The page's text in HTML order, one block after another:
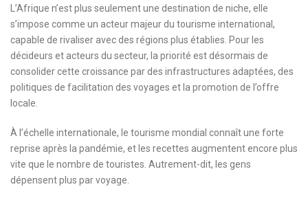
L’Afrique n’est plus seulement une destination de niche, elle
s’impose comme un acteur majeur du tourisme international,
capable de rivaliser avec des régions plus établies. Pour les
décideurs et acteurs du secteur, la priorité est désormais de
consolider cette croissance par des infrastructures adaptées, des
politiques de facilitation des voyages et la promotion de l’offre
locale.
À l’échelle internationale, le tourisme mondial connaît une forte
reprise après la pandémie, et les recettes augmentent encore plus
vite que le nombre de touristes. Autrement-dit, les gens
dépensent plus par voyage.